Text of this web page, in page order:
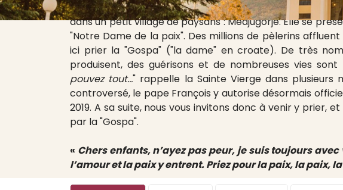
Depuis juin 1981 la Vierge Marie est apparue à 6
dans un petit village de paysans : Medjugorje. Elle se
"Notre Dame de la paix". Des millions de pèlerins
ici prier la "Gospa" ("la dame" en croate). De très
produisent, des guérisons et de nombreuses vies sont
pouvez tout..." rappelle la Sainte Vierge dans plusieurs
controversé, le pape François y autorise désormais
2019. A sa suite, nous vous invitons donc à venir y prier,
par la "Gospa".
« Chers enfants, n’ayez pas peur, je suis toujours
l’amour et la paix y entrent. Priez pour la paix, la paix,